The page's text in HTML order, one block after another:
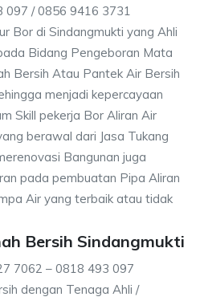
097 / 0856 9416 3731
Bor di Sindangmukti yang Ahli
Bidang Pengeboran Mata
Bersih Atau Pantek Air Bersih
menjadi kepercayaan
Skill pekerja Bor Aliran Air
berawal dari Jasa Tukang
Bangunan juga
pada pembuatan Pipa Aliran
Air yang terbaik atau tidak
Bersih Sindangmukti
7062 – 0818 493 097
dengan Tenaga Ahli /